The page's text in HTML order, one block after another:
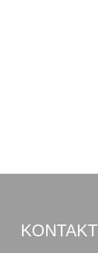
KONTAKT